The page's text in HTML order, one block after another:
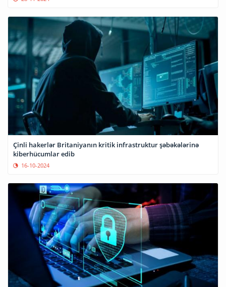
Çinli hakerlər Britaniyanın kritik infrastruktur şəbəkələrinə
kiberhücumlar edib
16-10-2024